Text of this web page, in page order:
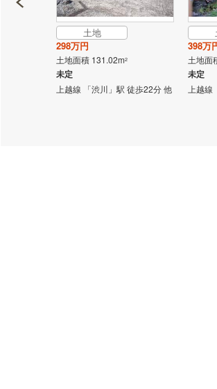
土地
298万円
土地面積 131.02m2
未定
上越線 「渋川」駅 徒歩22分 他
398万
土地面
未定
上越